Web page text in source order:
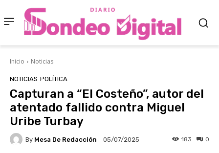
Inicio Noticias
NOTICIAS POLÍTICA
Capturan a “El Costeño”, autor del
atentado fallido contra Miguel
Uribe Turbay
By Mesa De Redacción 05/07/2025 0
183